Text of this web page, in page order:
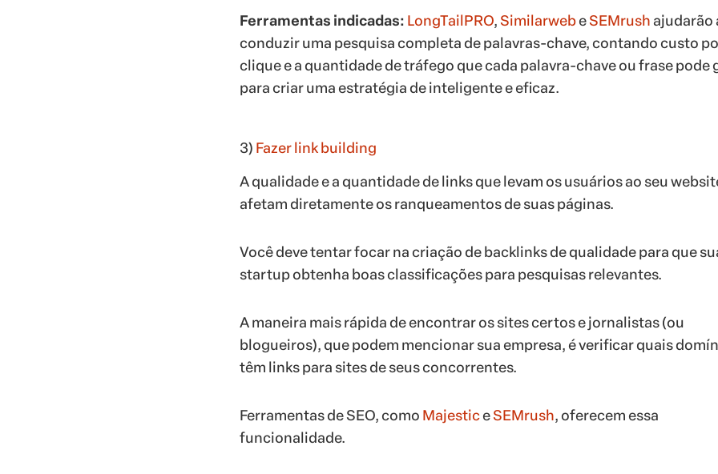
Ferramentas indicadas: LongTailPRO,SimilarwebeSEMrushajudarão
conduzir uma pesquisa completa de palavras-chave, contando custo
clique e a quantidade de tráfego que cada palavra-chave ou frase pode
para criar uma estratégia de inteligente e eficaz.
3) Fazer link building
A qualidade e a quantidade de links que levam os usuários ao seu
afetam diretamente os ranqueamentos de suas páginas.
Você deve tentar focar na criação de backlinks de qualidade para que
startup obtenha boas classificações para pesquisas relevantes.
A maneira mais rápida de encontrar os sites certos e jornalistas (ou
blogueiros), que podem mencionar sua empresa, é verificar quais
têm links para sites de seus concorrentes.
Ferramentas de SEO, como MajesticeSEMrush, oferecem essa
funcionalidade.